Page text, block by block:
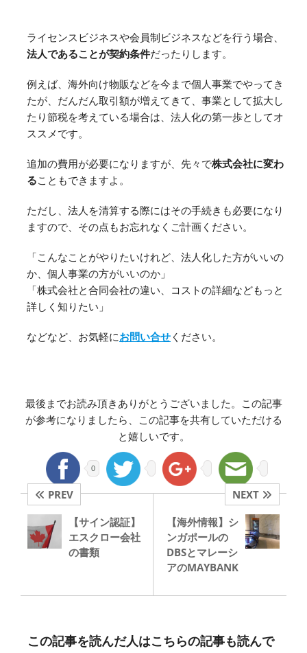
ライセンスビジネスや会員制ビジネスなどを行う場合、
法人であることが契約条件だったりします。
例えば、海外向け物販などを今まで個人事業でやってき
たが、だんだん取引額が増えてきて、事業として拡大し
たり節税を考えている場合は、法人化の第一歩としてオ
ススメです。
追加の費用が必要になりますが、先々で株式会社に変わ
ることもできますよ。
ただし、法人を清算する際にはその手続きも必要になり
ますので、その点もお忘れなくご計画ください。
「こんなことがやりたいけれど、法人化した方がいいの
か、個人事業の方がいいのか」
「株式会社と合同会社の違い、コストの詳細などもっと
詳しく知りたい」
などなど、お気軽にお問い合せ ください。
最後までお読み頂きありがとうございました。この記事
が参考になりましたら、この記事を共有していただける
と嬉しいです。
0
PREV
【サイン認証】
エスクロー会社
の書類
NEXT
【海外情報】シ
ンガポールの
DBSとマレーシ
アのMAYBANK
この記事を読んだ人はこちらの記事も読んで